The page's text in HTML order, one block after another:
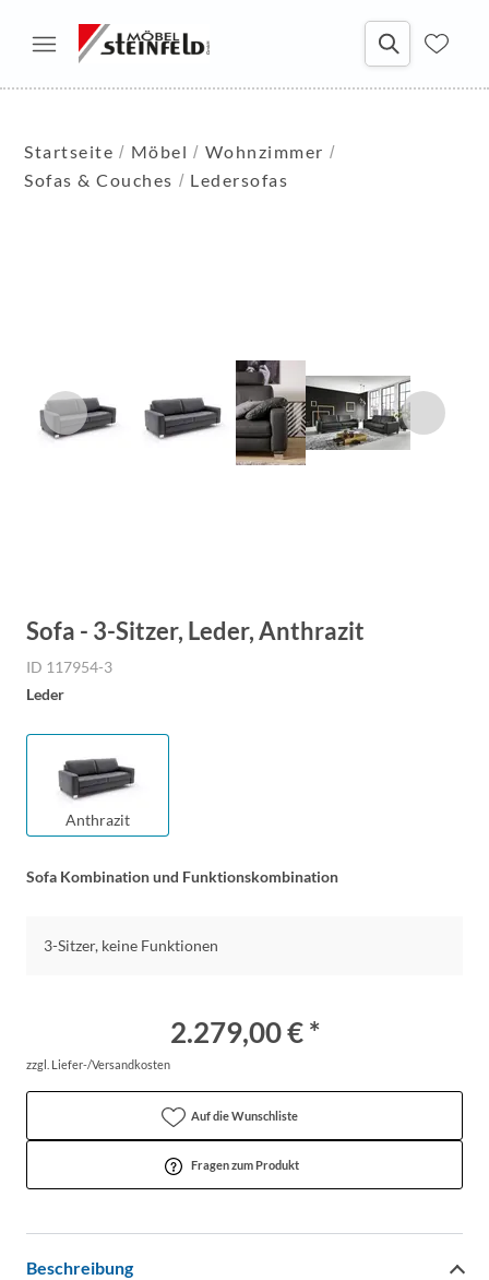
Startseite Möbel
Wohnzimmer
Sofas & Couches
Ledersofas
Sofa - 3-Sitzer, Leder, Anthrazit
ID 117954-3
Leder
Anthrazit
Sofa Kombination und Funktionskombination
3-Sitzer, keine Funktionen
2.279,00 € *
zzgl. Liefer-/Versandkosten
Auf die Wunschliste
Fragen zum Produkt
Beschreibung